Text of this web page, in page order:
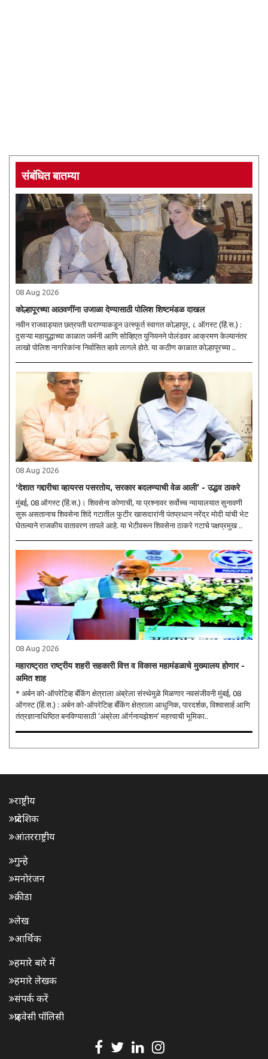
संबंधित बातम्या
08 Aug 2026
कोल्हापूरच्या आठवणींना उजाळा देण्यासाठी पोलिश शिष्टमंडळ दाखल
नवीन राजवाड्यात छत्रपती घराण्याकडून उत्स्फूर्त स्वागत कोल्हापूर, ८ ऑगस्ट (हिं.स.) :
दुसऱ्या महायुद्धाच्या काळात जर्मनी आणि सोव्हिएत युनियनने पोलंडवर आक्रमण केल्यानंतर
लाखो पोलिश नागरिकांना निर्वासित व्हावे लागले होते. या कठीण काळात कोल्हापूरच्या ..
08 Aug 2026
‘देशात गद्दारीचा व्हायरस पसरतोय, सरकार बदलण्याची वेळ आली’ - उद्धव ठाकरे
मुंबई, 08 ऑगस्ट (हिं.स.)। शिवसेना कोणाची, या प्रश्नावर सर्वोच्च न्यायालयात सुनावणी
सुरू असतानाच शिवसेना शिंदे गटातील फुटीर खासदारांनी पंतप्रधान नरेंद्र मोदी यांची भेट
घेतल्याने राजकीय वातावरण तापले आहे. या भेटीवरून शिवसेना ठाकरे गटाचे पक्षप्रमुख ..
08 Aug 2026
महाराष्ट्रात राष्ट्रीय शहरी सहकारी वित्त व विकास महामंडळाचे मुख्यालय होणार -
अमित शाह
* अर्बन को-ऑपरेटिव्ह बँकिंग क्षेत्राला अंब्रेला संस्थेमुळे मिळणार नवसंजीवनी मुंबई, 08
ऑगस्ट (हिं.स.) : अर्बन को-ऑपरेटिव्ह बँकिंग क्षेत्राला आधुनिक, पारदर्शक, विश्वासार्ह आणि
तंत्रज्ञानाधिष्ठित बनविण्यासाठी ‘अंब्रेला ऑर्गनायझेशन’ महत्त्वाची भूमिका..
राष्ट्रीय
प्रादेशिक
आंतरराष्ट्रीय
गुन्हे
मनोरंजन
क्रीडा
लेख
आर्थिक
हमारे बारे में
हमारे लेखक
संपर्क करें
प्राइवेसी पॉलिसी